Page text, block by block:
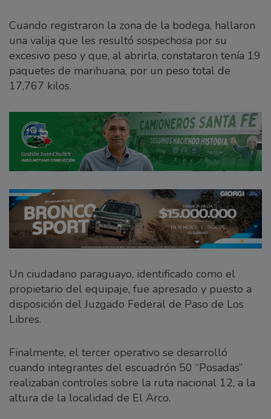
Cuando registraron la zona de la bodega, hallaron
una valija que les resultó sospechosa por su
excesivo peso y que, al abrirla, constataron tenía 19
paquetes de marihuana, por un peso total de
17,767 kilos.
Un ciudadano paraguayo, identificado como el
propietario del equipaje, fue apresado y puesto a
disposición del Juzgado Federal de Paso de Los
Libres.
Finalmente, el tercer operativo se desarrolló
cuando integrantes del escuadrón 50 “Posadas”
realizaban controles sobre la ruta nacional 12, a la
altura de la localidad de El Arco.